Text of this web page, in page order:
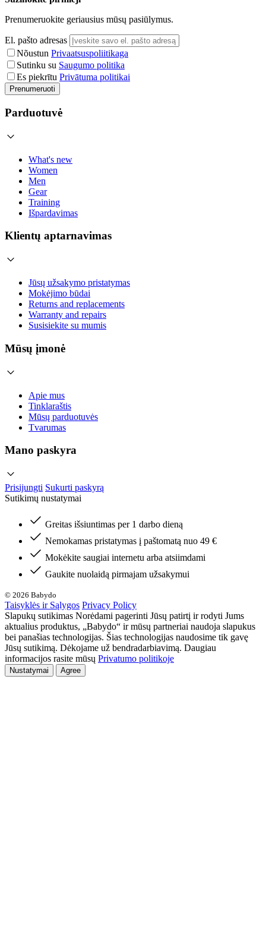
Prenumeruokite geriausius mūsų pasiūlymus.
El. pašto adresas
Nõustun Privaatsuspoliitikaga
Sutinku su Saugumo politika
Es piekrītu Privātuma politikai
Prenumeruoti
Parduotuvė
What's new
Women
Men
Gear
Training
Išpardavimas
Klientų aptarnavimas
Jūsų užsakymo pristatymas
Mokėjimo būdai
Returns and replacements
Warranty and repairs
Susisiekite su mumis
Mūsų įmonė
Apie mus
Tinklaraštis
Mūsų parduotuvės
Tvarumas
Mano paskyra
Prisijungti Sukurti paskyrą
Sutikimų nustatymai
Greitas išsiuntimas per 1 darbo dieną
Nemokamas pristatymas į paštomatą nuo 49 €
Mokėkite saugiai internetu arba atsiimdami
Gaukite nuolaidą pirmajam užsakymui
© 2026 Babydo
Taisyklės ir Sąlygos Privacy Policy
Slapukų sutikimas Norėdami pagerinti Jūsų patirtį ir rodyti Jums
aktualius produktus, „Babydo“ ir mūsų partneriai naudoja slapukus
bei panašias technologijas. Šias technologijas naudosime tik gavę
Jūsų sutikimą. Dėkojame už bendradarbiavimą. Daugiau
informacijos rasite mūsų Privatumo politikoje
Nustatymai Agree